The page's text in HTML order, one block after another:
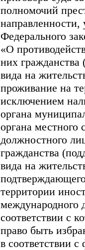
полномочий
направленности,
Федерального
«О
них гражданства
вида на
проживание на
исключением
органа
органа местного
должностного
гражданства
вида на
территории
международного
соответствии с
право быть
в соответствии